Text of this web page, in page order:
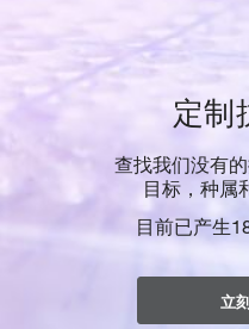
定制
查找我们没有
目标，种属
目前已产生
立